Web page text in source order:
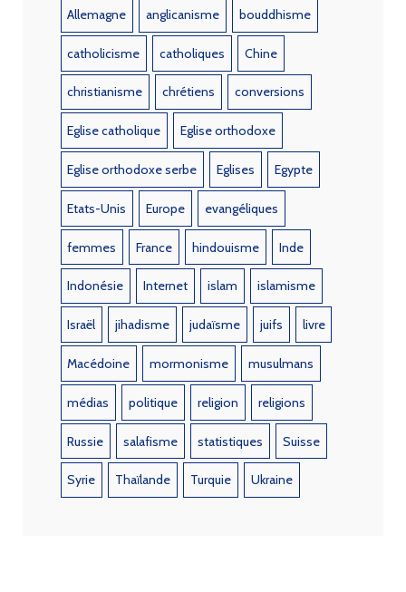
Allemagne anglicanisme bouddhisme
catholicisme catholiques Chine
christianisme chrétiens conversions
Eglise catholique Eglise orthodoxe
Eglise orthodoxe serbe Eglises Egypte
Etats-Unis Europe evangéliques
femmes France hindouisme Inde
Indonésie Internet islam islamisme
Israël jihadisme judaïsme juifs livre
Macédoine mormonisme musulmans
médias politique religion religions
Russie salafisme statistiques Suisse
Syrie Thaïlande Turquie Ukraine